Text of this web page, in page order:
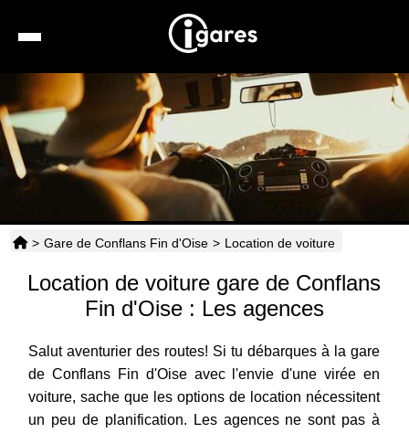
Recherche
Location de voiture
Hôtels
Taxis
Horaires
> Gare de Conflans Fin d'Oise > Location de voiture
Location de voiture gare de Conflans
Fin d'Oise : Les agences
Salut aventurier des routes! Si tu débarques à la gare
de Conflans Fin d'Oise avec l'envie d'une virée en
voiture, sache que les options de location nécessitent
un peu de planification. Les agences ne sont pas à